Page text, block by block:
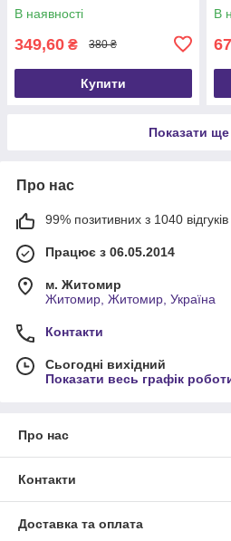
В наявності
349,60 ₴ 380 ₴
Купити
В
Показати ще
Про нас
99% позитивних з 1040 відгуків
Працює з 06.05.2014
м. Житомир
Житомир, Житомир, Україна
Контакти
Сьогодні вихідний
Показати весь графік
Про нас
Контакти
Доставка та оплата